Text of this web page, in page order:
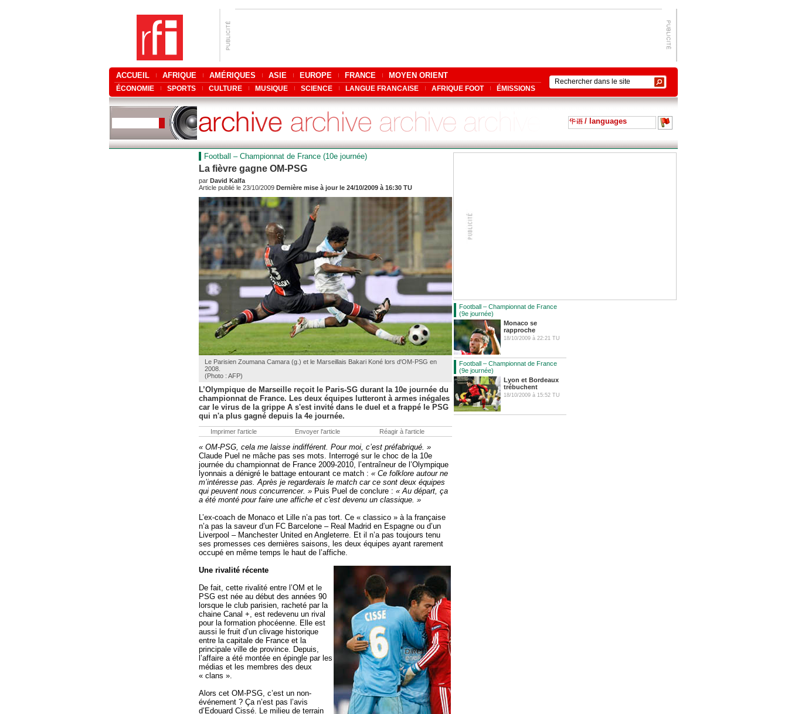
ACCUEIL AFRIQUE AMÉRIQUES ASIE EUROPE FRANCE MOYEN ORIENT
ÉCONOMIE SPORTS CULTURE MUSIQUE SCIENCE LANGUE FRANCAISE AFRIQUE FOOT ÉMISSIONS
/ languages
Football – Championnat de France (10e journée)
La fièvre gagne OM-PSG
par David Kalfa
Article publié le 23/10/2009 Dernière mise à jour le 24/10/2009 à 16:30 TU
Le Parisien Zoumana Camara (g.) et le Marseillais Bakari Koné lors d'OM-PSG en
2008.
(Photo : AFP)
L’Olympique de Marseille reçoit le Paris-SG durant la 10e journée du
championnat de France. Les deux équipes lutteront à armes inégales
car le virus de la grippe A s'est invité dans le duel et a frappé le PSG
qui n'a plus gagné depuis la 4e journée.
Imprimer l'article Envoyer l'article Réagir à l'article
« OM-PSG, cela me laisse indifférent. Pour moi, c’est préfabriqué. »
Claude Puel ne mâche pas ses mots. Interrogé sur le choc de la 10e
journée du championnat de France 2009-2010, l’entraîneur de l’Olympique
lyonnais a dénigré le battage entourant ce match : « Ce folklore autour ne
m’intéresse pas. Après je regarderais le match car ce sont deux équipes
qui peuvent nous concurrencer. » Puis Puel de conclure : « Au départ, ça
a été monté pour faire une affiche et c'est devenu un classique. »
L’ex-coach de Monaco et Lille n’a pas tort. Ce « classico » à la française
n’a pas la saveur d’un FC Barcelone – Real Madrid en Espagne ou d’un
Liverpool – Manchester United en Angleterre. Et il n’a pas toujours tenu
ses promesses ces dernières saisons, les deux équipes ayant rarement
occupé en même temps le haut de l’affiche.
Une rivalité récente
De fait, cette rivalité entre l’OM et le
PSG est née au début des années 90
lorsque le club parisien, racheté par la
chaine Canal +, est redevenu un rival
pour la formation phocéenne. Elle est
aussi le fruit d’un clivage historique
entre la capitale de France et la
principale ville de province. Depuis,
l’affaire a été montée en épingle par les
médias et les membres des deux
« clans ».
Alors cet OM-PSG, c’est un non-
événement ? Ça n’est pas l’avis
d’Edouard Cissé. Le milieu de terrain
Football – Championnat de France
(9e journée)
Monaco se
rapproche
18/10/2009 à 22:21 TU
Football – Championnat de France
(9e journée)
Lyon et Bordeaux
trébuchent
18/10/2009 à 15:52 TU